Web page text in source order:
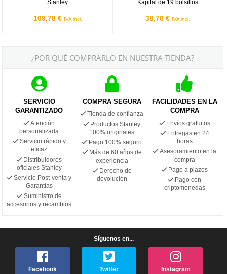
Stanley
109,78 € IVA incl.
Kapital de 19 bolsillos
38,70 € IVA incl.
¿POR QUÉ COMPRARLO EN NUESTRA TIENDA?
SERVICIO
GARANTIZADO
Atención
personalizada
Servicio rápido y
eficaz
Distribuidores
oficiales Stanley
Servicio Post-venta y
Garantías
Suministro de
accesorios y recambios
COMPRA SEGURA
Tienda de confianza
Productos Stanley
100% originales
Pago 100% seguro
Más de 60 años de
experiencia
Derecho de
devolución
FACILIDADES EN LA
COMPRA
Envíos gratuitos
Entregas en 24
horas
Asesoramiento en la
compra
Pago a plazos
Pago con
criptomonedas
Síguenos en...
Facebook Twitter Instagram